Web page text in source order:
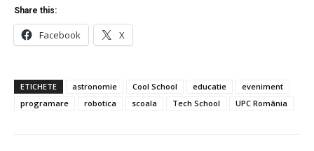
Share this:
Facebook X
ETICHETE astronomie Cool School educatie
eveniment
programare
robotica scoala Tech School UPC România